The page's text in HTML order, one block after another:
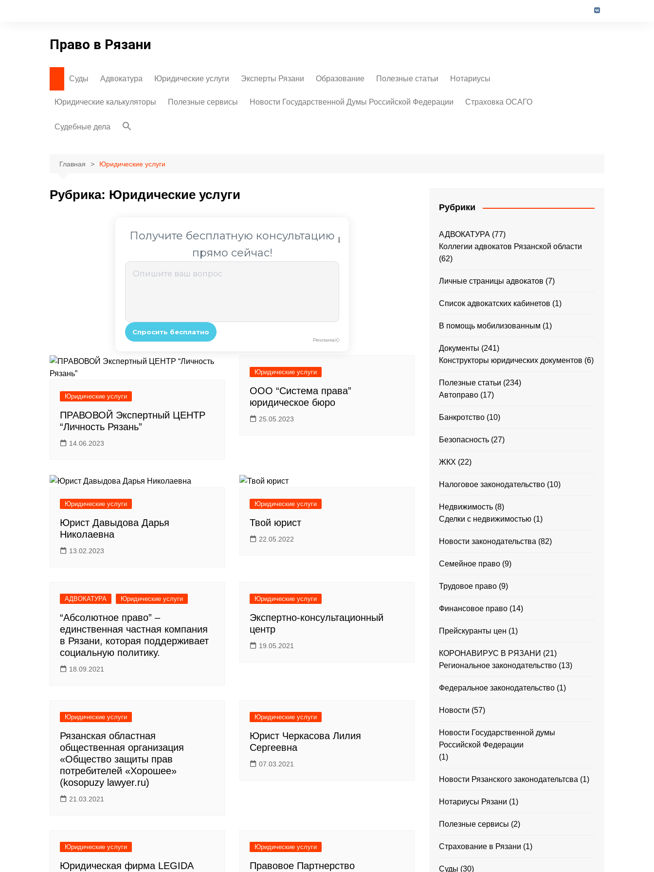
Право в Рязани
Суды
Суды города Рязани
Адвокатура
Личные страницы
адвокатов
Коллегии адвокатов
Рязанской области
Юридические услуги Эксперты Рязани
Эксперты – техники
Образование
Учебные заведения
Рязани
Полезные статьи Нотариусы
Юридические калькуляторы Полезные сервисы Новости Государственной Думы Российской Федерации Страховка ОСАГО
Судебные дела
Главная Юридические услуги
Рубрика: Юридические услуги
Юридические услуги
ПРАВОВОЙ Экспертный ЦЕНТР
“Личность Рязань”
14.06.2023
Юридические услуги
ООО “Система права”
юридическое бюро
25.05.2023
Юридические услуги
Юрист Давыдова Дарья
Николаевна
13.02.2023
Юридические услуги
Твой юрист
22.05.2022
АДВОКАТУРА Юридические услуги
“Абсолютное право” –
единственная частная компания
в Рязани, которая поддерживает
социальную политику.
18.09.2021
Юридические услуги
Экспертно-консультационный
центр
19.05.2021
Юридические услуги
Рязанская областная
общественная организация
«Общество защиты прав
потребителей «Хорошее»
(kosopuzy lawyer.ru)
21.03.2021
Юридические услуги
Юрист Черкасова Лилия
Сергеевна
07.03.2021
Юридические услуги
Юридическая фирма LEGIDA
Юридические услуги
Правовое Партнерство
Рубрики
АДВОКАТУРА (77)
Коллегии адвокатов Рязанской области
(62)
Личные страницы адвокатов (7)
Список адвокатских кабинетов (1)
В помощь мобилизованным (1)
Документы (241)
Конструкторы юридических документов (6)
Полезные статьи (234)
Автоправо (17)
Банкротство (10)
Безопасность (27)
ЖКХ (22)
Налоговое законодательство (10)
Недвижимость (8)
Сделки с недвижимостью (1)
Новости законодательства (82)
Семейное право (9)
Трудовое право (9)
Финансовое право (14)
Прейскуранты цен (1)
КОРОНАВИРУС В РЯЗАНИ (21)
Региональное законодательство (13)
Федеральное законодательство (1)
Новости (57)
Новости Государственной думы
Российской Федерации
(1)
Новости Рязанского законодательтсва (1)
Нотариусы Рязани (1)
Полезные сервисы (2)
Страхование в Рязани (1)
Суды (30)